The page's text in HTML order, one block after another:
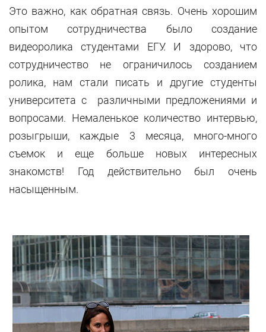
Это важно, как обратная связь. Очень хорошим
опытом сотрудничества было создание
видеоролика студентами ЕГУ. И здорово, что
сотрудничество не ограничилось созданием
ролика, нам стали писать и другие студенты
университета с различными предложениями и
вопросами. Немаленькое количество интервью,
розыгрыши, каждые 3 месяца, много-много
съемок и еще больше новых интересных
знакомств! Год действительно был очень
насыщенным.